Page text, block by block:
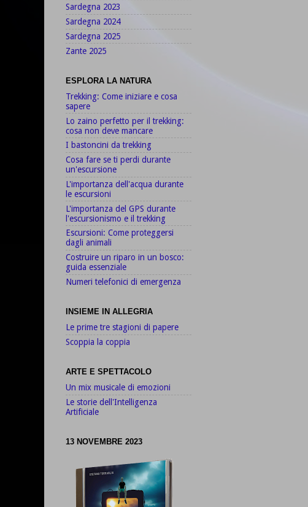
Sardegna 2023
Sardegna 2024
Sardegna 2025
Zante 2025
ESPLORA LA NATURA
Trekking: Come iniziare e cosa
sapere
Lo zaino perfetto per il trekking:
cosa non deve mancare
I bastoncini da trekking
Cosa fare se ti perdi durante
un'escursione
L'importanza dell'acqua durante
le escursioni
L'importanza del GPS durante
l'escursionismo e il trekking
Escursioni: Come proteggersi
dagli animali
Costruire un riparo in un bosco:
guida essenziale
Numeri telefonici di emergenza
INSIEME IN ALLEGRIA
Le prime tre stagioni di papere
Scoppia la coppia
ARTE E SPETTACOLO
Un mix musicale di emozioni
Le storie dell'Intelligenza
Artificiale
13 NOVEMBRE 2023